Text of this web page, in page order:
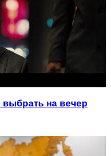
на вечер